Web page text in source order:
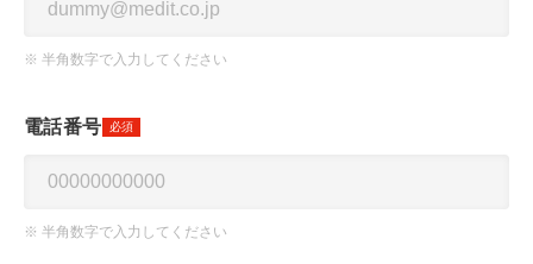
※ 半角数字で入力してください
電話番号 必須
※ 半角数字で入力してください